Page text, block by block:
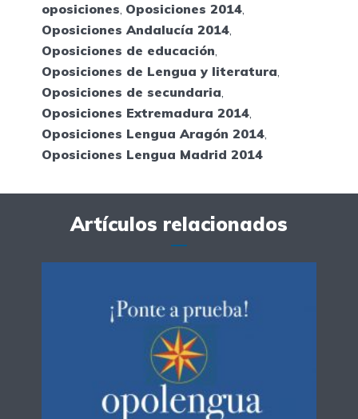
oposiciones, Oposiciones 2014,
Oposiciones Andalucía 2014,
Oposiciones de educación,
Oposiciones de Lengua y literatura,
Oposiciones de secundaria,
Oposiciones Extremadura 2014,
Oposiciones Lengua Aragón 2014,
Oposiciones Lengua Madrid 2014
Artículos relacionados